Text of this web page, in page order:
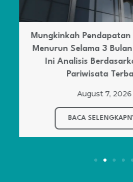
Alasan Banyak yang
Memilih Culinary Art
August 6,
BACA